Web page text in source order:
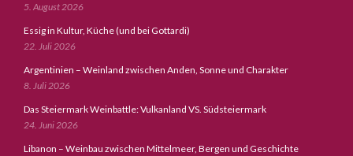
5. August 2026
Essig in Kultur, Küche (und bei Gottardi)
22. Juli 2026
Argentinien – Weinland zwischen Anden, Sonne und Charakter
8. Juli 2026
Das Steiermark Weinbattle: Vulkanland VS. Südsteiermark
24. Juni 2026
Libanon – Weinbau zwischen Mittelmeer, Bergen und Geschichte